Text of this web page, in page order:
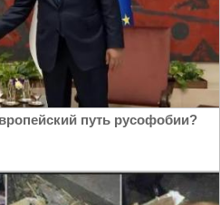
путь русофобии?